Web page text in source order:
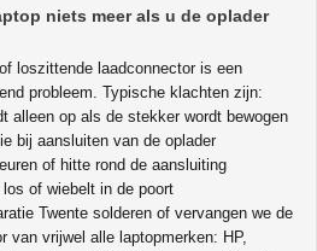
niets meer als u de oplader
loszittende laadconnector is een
probleem. Typische klachten zijn:
alleen op als de stekker wordt bewogen
bij aansluiten van de oplader
of hitte rond de aansluiting
of wiebelt in de poort
Twente solderen of vervangen we de
van vrijwel alle laptopmerken: HP,